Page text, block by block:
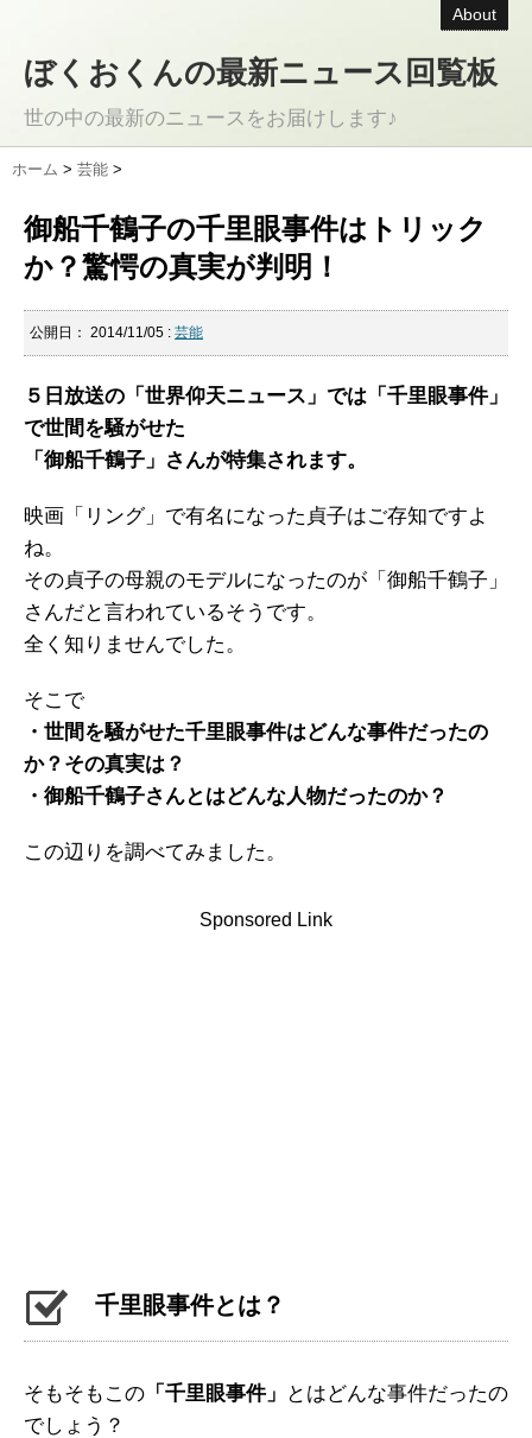
About
ぼくおくんの最新ニュース回覧板
世の中の最新のニュースをお届けします♪
ホーム > 芸能 >
御船千鶴子の千里眼事件はトリック
か？驚愕の真実が判明！
公開日： 2014/11/05 : 芸能
５日放送の「世界仰天ニュース」では「千里眼事件」
で世間を騒がせた
「御船千鶴子」さんが特集されます。
映画「リング」で有名になった貞子はご存知ですよ
ね。
その貞子の母親のモデルになったのが「御船千鶴子」
さんだと言われているそうです。
全く知りませんでした。
そこで
・世間を騒がせた千里眼事件はどんな事件だったの
か？その真実は？
・御船千鶴子さんとはどんな人物だったのか？
この辺りを調べてみました。
Sponsored Link
千里眼事件とは？
そもそもこの 「千里眼事件」
とはどんな事件だったの
でしょう？